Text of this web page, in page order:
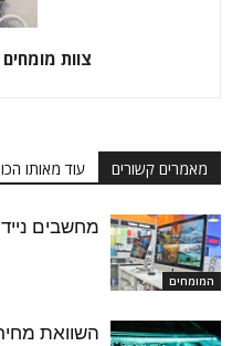
צוות
מאמרים קשורים עוד מאותו
המומחים
מחשבים
השוואת